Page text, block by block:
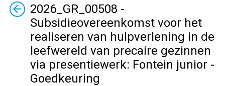
Terug2026_GR_00508 -
Subsidieovereenkomst voor het
realiseren van hulpverlening in de
leefwereld van precaire gezinnen
via presentiewerk: Fontein junior -
Goedkeuring